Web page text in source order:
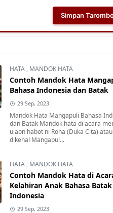
AI Teleprompter dan
HATA , MANDOK HATA
Contoh Mandok Hata
Bahasa Indonesia dan Batak
29 Sep, 2023
Mandok Hata Mangapuli Bahasa
dan Batak Mandok hata di acara
ulaon habot ni Roha (Duka Cita)
dikenal Mangapul...
HATA , MANDOK HATA
Contoh Mandok Hata di
Kelahiran Anak Bahasa
Indonesia
29 Sep, 2023
Simpan